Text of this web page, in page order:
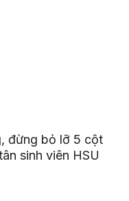
đừng bỏ lỡ 5 cột
sinh viên HSU